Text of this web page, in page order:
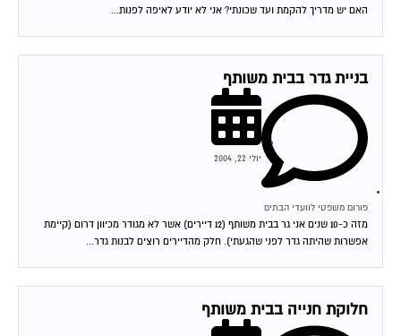
האם יש מדריך להקמת ועד שכונתי? אני לא יודע לאיפה לפנות...
בניית גדר בבית משותף
פורום משפטי לוועדי הבתים
יולי 22, 2004
מזה כ-10 שנים אני גר בבית משותף (12 דיירים) אשר לא מגודר מכיוון דרום (קיימת
אפשרות שהיתה גדר לפני שהגעתי). חלק מהדיירים רוצים לבנות גדר...
חלוקת חנייה בבית משותף